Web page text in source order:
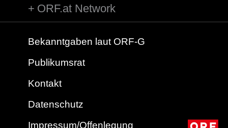
ORF.at Network
Bekanntgaben laut ORF-G
Publikumsrat
Kontakt
Datenschutz
Impressum/Offenlegung